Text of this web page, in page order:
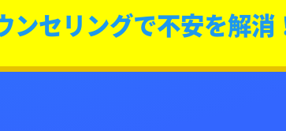
ンセリングで不安を解消